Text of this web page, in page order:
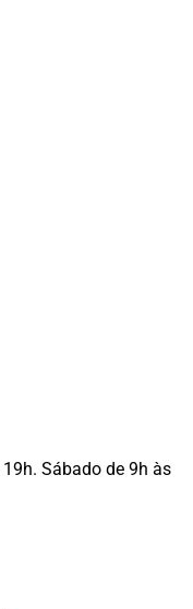
Sábado de 9h às